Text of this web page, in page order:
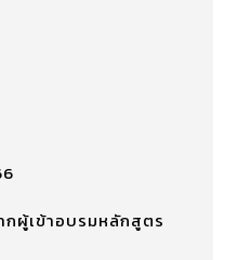
กผู้เข้าอบรมหลักสูตร